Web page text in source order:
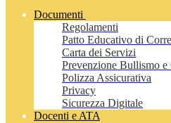
Documenti
Regolamenti
Patto Educativo di
Carta dei Servizi
Prevenzione Bullismo
Polizza Assicurativa
Privacy
Sicurezza Digitale
Docenti e ATA